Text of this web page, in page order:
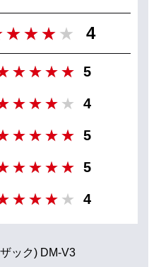
4
5
4
5
5
4
ック) DM-V3